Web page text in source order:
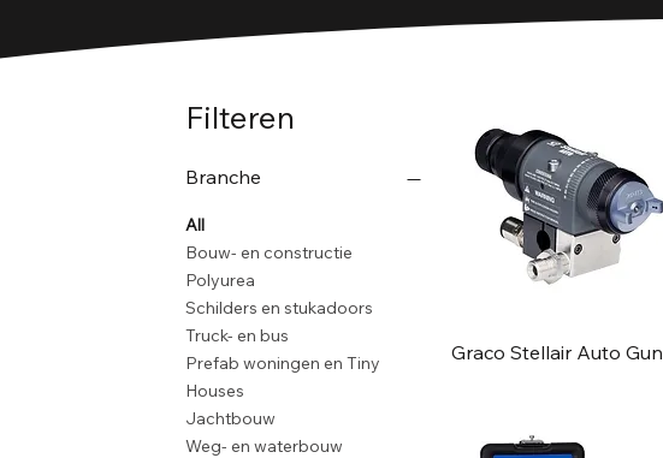
Filteren
Branche
All
Bouw- en constructie
Polyurea
Schilders en stukadoors
Truck- en bus
Prefab woningen en Tiny
Houses
Jachtbouw
Weg- en waterbouw
Graco Stellair Auto Gun